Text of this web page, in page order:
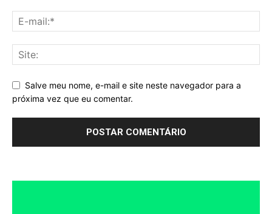
Salve meu nome, e-mail e site neste navegador para a
próxima vez que eu comentar.